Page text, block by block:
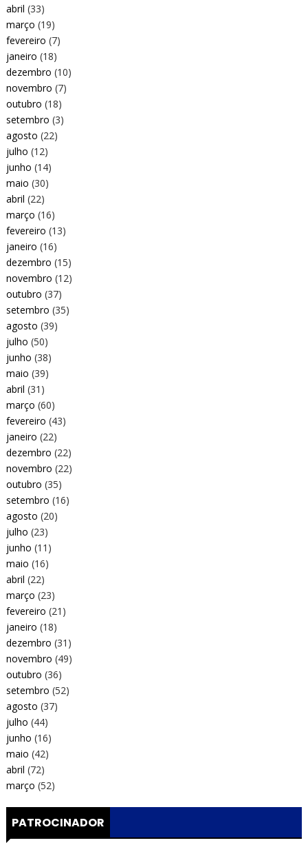
abril (33)
março (19)
fevereiro (7)
janeiro (18)
dezembro (10)
novembro (7)
outubro (18)
setembro (3)
agosto (22)
julho (12)
junho (14)
maio (30)
abril (22)
março (16)
fevereiro (13)
janeiro (16)
dezembro (15)
novembro (12)
outubro (37)
setembro (35)
agosto (39)
julho (50)
junho (38)
maio (39)
abril (31)
março (60)
fevereiro (43)
janeiro (22)
dezembro (22)
novembro (22)
outubro (35)
setembro (16)
agosto (20)
julho (23)
junho (11)
maio (16)
abril (22)
março (23)
fevereiro (21)
janeiro (18)
dezembro (31)
novembro (49)
outubro (36)
setembro (52)
agosto (37)
julho (44)
junho (16)
maio (42)
abril (72)
março (52)
PATROCINADOR